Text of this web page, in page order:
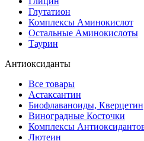
Глутатион
Комплексы Аминокислот
Остальные Аминокислоты
Таурин
Антиоксиданты
Все товары
Астаксантин
Биофлаваноиды,
Виноградные Косточки
Комплексы
Лютеин